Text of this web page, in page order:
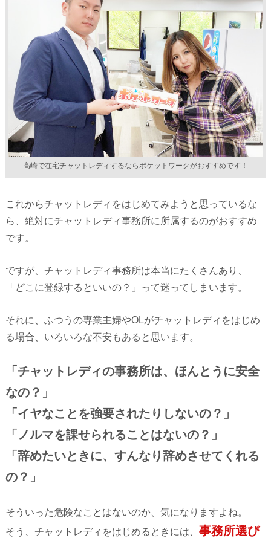
高崎で在宅チャットレディするならポケットワークがおすすめです！
これからチャットレディをはじめてみようと思っているな
ら、絶対にチャットレディ事務所に所属するのがおすすめ
です。
ですが、チャットレディ事務所は本当にたくさんあり、
「どこに登録するといいの？」って迷ってしまいます。
それに、ふつうの専業主婦やOLがチャットレディをはじめ
る場合、いろいろな不安もあると思います。
「チャットレディの事務所は、ほんとうに安全
なの？」
「イヤなことを強要されたりしないの？」
「ノルマを課せられることはないの？」
「辞めたいときに、すんなり辞めさせてくれる
の？」
そういった危険なことはないのか、気になりますよね。
そう、チャットレディをはじめるときには、 事務所選び